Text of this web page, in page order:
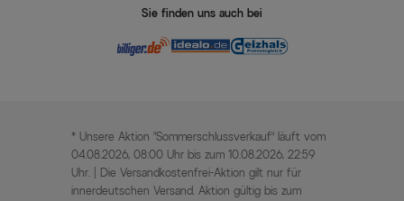
Sie finden uns auch bei
* Unsere Aktion „Sommerschlussverkauf“ läuft vom
04.08.2026, 08:00 Uhr bis zum 10.08.2026, 22:59
Uhr. | Die Versandkostenfrei-Aktion gilt nur für
innerdeutschen Versand. Aktion gültig bis zum